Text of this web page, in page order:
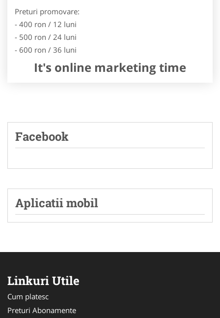
Preturi promovare:
- 400 ron / 12 luni
- 500 ron / 24 luni
- 600 ron / 36 luni
It's online marketing time
Facebook
Aplicatii mobil
Linkuri Utile
Cum platesc
Preturi Abonamente